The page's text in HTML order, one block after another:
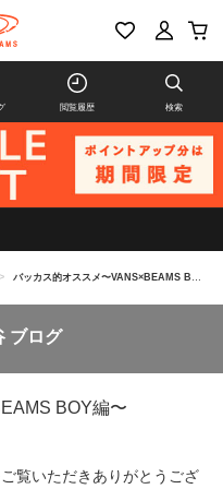
閲覧履歴 検索
> バッカス的オススメ〜VANS×BEAMS BOY編〜
ブログ
BOY編〜
覧いただきありがとうござ